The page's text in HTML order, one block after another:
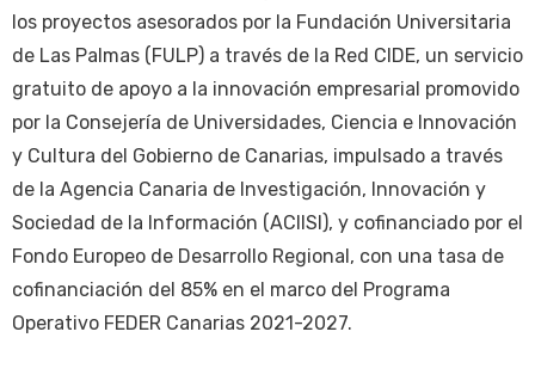
los proyectos asesorados por la Fundación Universitaria
de Las Palmas (FULP) a través de la Red CIDE, un servicio
gratuito de apoyo a la innovación empresarial promovido
por la Consejería de Universidades, Ciencia e Innovación
y Cultura del Gobierno de Canarias, impulsado a través
de la Agencia Canaria de Investigación, Innovación y
Sociedad de la Información (ACIISI), y cofinanciado por el
Fondo Europeo de Desarrollo Regional, con una tasa de
cofinanciación del 85% en el marco del Programa
Operativo FEDER Canarias 2021-2027.